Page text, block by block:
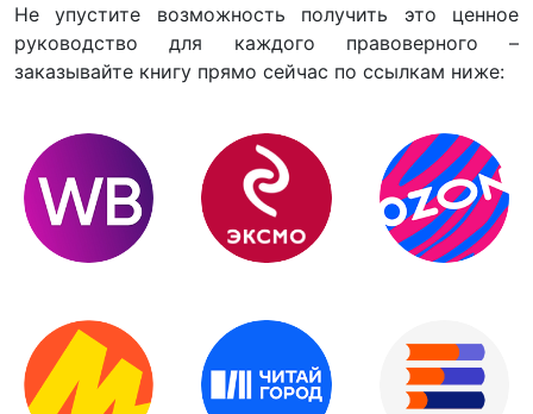
Не упустите возможность получить это ценное
руководство для каждого правоверного –
заказывайте книгу прямо сейчас по ссылкам ниже: